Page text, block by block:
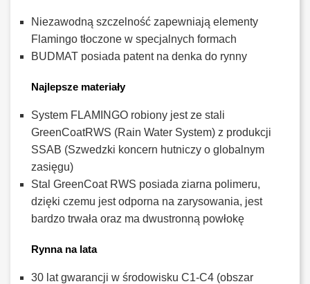
Niezawodną szczelność zapewniają elementy
Flamingo tłoczone w specjalnych formach
BUDMAT posiada patent na denka do rynny
Najlepsze materiały
System FLAMINGO robiony jest ze stali
GreenCoatRWS (Rain Water System) z produkcji
SSAB (Szwedzki koncern hutniczy o globalnym
zasięgu)
Stal GreenCoat RWS posiada ziarna polimeru,
dzięki czemu jest odporna na zarysowania, jest
bardzo trwała oraz ma dwustronną powłokę
Rynna na lata
30 lat gwarancji w środowisku C1-C4 (obszar